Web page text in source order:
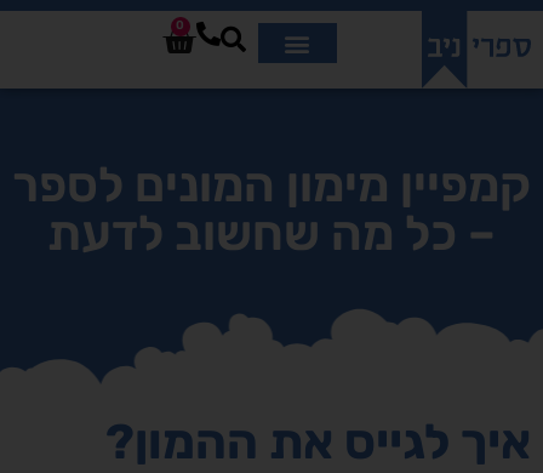
0
קמפיין מימון המונים לספר
– כל מה שחשוב לדעת
איך לגייס את ההמון?